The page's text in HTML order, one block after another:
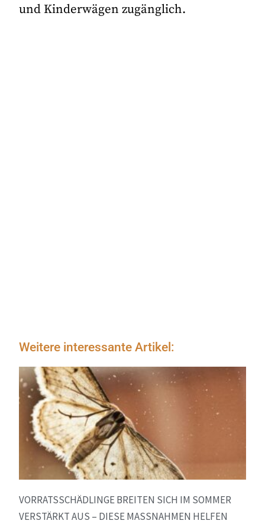
und Kinderwägen zugänglich.
Weitere interessante Artikel:
VORRATSSCHÄDLINGE BREITEN SICH IM SOMMER
VERSTÄRKT AUS – DIESE MASSNAHMEN HELFEN